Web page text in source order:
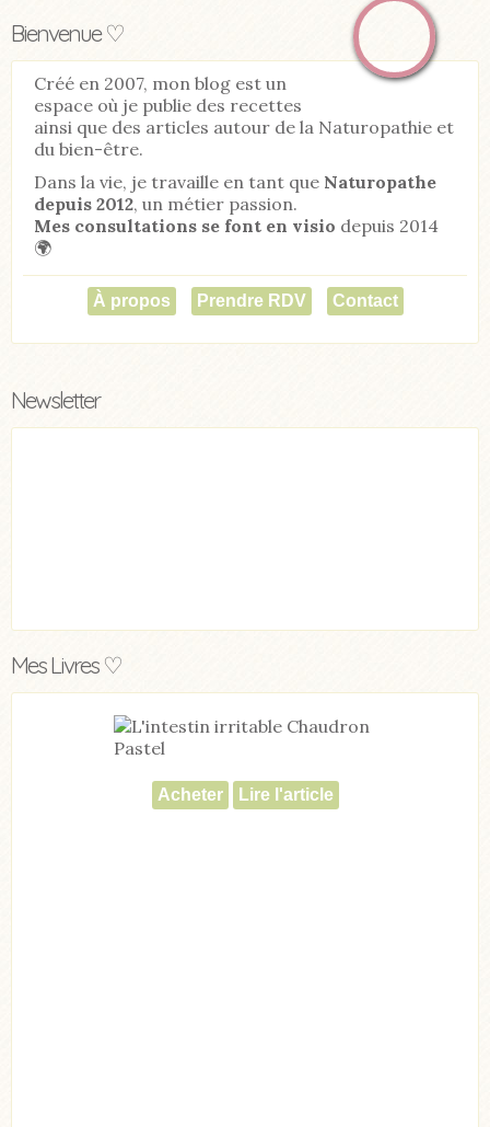
Bienvenue ♡
Créé en 2007, mon blog est un
espace où je publie des recettes
ainsi que des articles autour de la Naturopathie et
du bien-être.
Dans la vie, je travaille en tant que Naturopathe
depuis 2012, un métier passion.
Mes consultations se font en visio depuis 2014
🌍
À propos Prendre RDV Contact
Newsletter
Mes Livres ♡
Acheter Lire l'article